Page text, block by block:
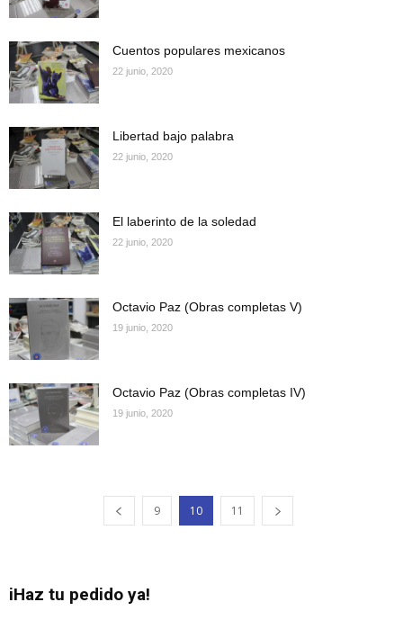
Cuentos populares mexicanos
22 junio, 2020
Libertad bajo palabra
22 junio, 2020
El laberinto de la soledad
22 junio, 2020
Octavio Paz (Obras completas V)
19 junio, 2020
Octavio Paz (Obras completas IV)
19 junio, 2020
9 10 11
iHaz tu pedido ya!